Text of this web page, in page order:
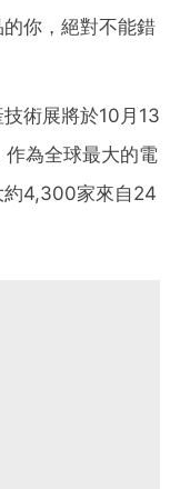
你，絕對不能錯
術展將於10月13
為全球最大的電
約4,300家來自24